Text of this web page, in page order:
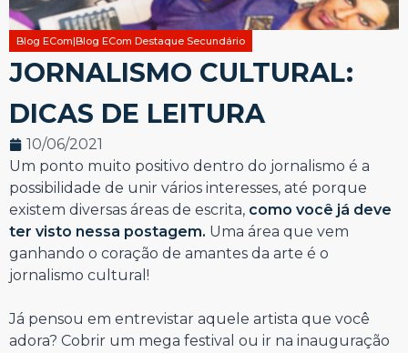
Blog ECom|Blog ECom Destaque Secundário
JORNALISMO CULTURAL:
DICAS DE LEITURA
10/06/2021
Um ponto muito positivo dentro do jornalismo é a
possibilidade de unir vários interesses, até porque
existem diversas áreas de escrita, como você já deve
ter visto nessa postagem. Uma área que vem
ganhando o coração de amantes da arte é o
jornalismo cultural!
Já pensou em entrevistar aquele artista que você
adora? Cobrir um mega festival ou ir na inauguração